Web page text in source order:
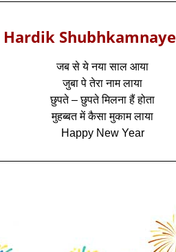
Hardik
जब से ये नया साल आया
जुबा पे तेरा नाम लाया
छुपते – छुपते मिलना हैं होता
मुहब्बत में कैसा मुकाम लाया
Happy New Year